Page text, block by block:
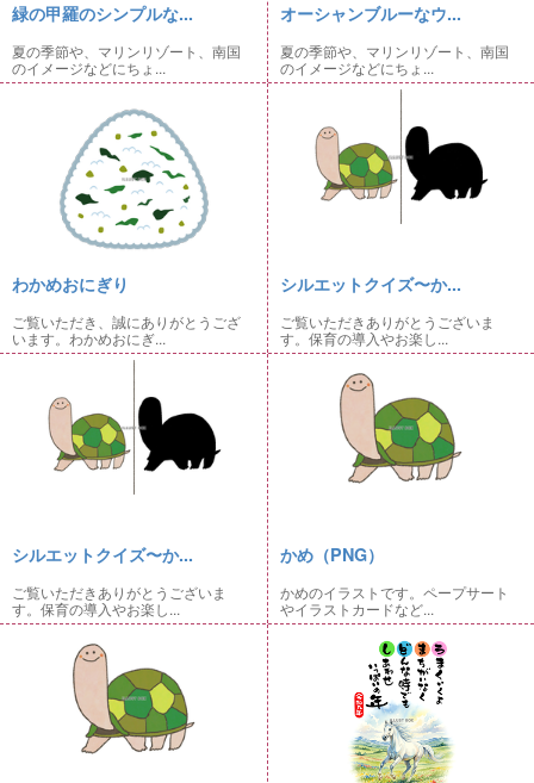
緑の甲羅のシンプルな...
夏の季節や、マリンリゾート、南国
のイメージなどにちょ...
オーシャンブルーなウ...
夏の季節や、マリンリゾート、南国
のイメージなどにちょ...
わかめおにぎり
ご覧いただき、誠にありがとうござ
います。わかめおにぎ...
シルエットクイズ〜か...
ご覧いただきありがとうございま
す。保育の導入やお楽し...
シルエットクイズ〜か...
ご覧いただきありがとうございま
す。保育の導入やお楽し...
かめ（PNG）
かめのイラストです。ペープサート
やイラストカードなど...